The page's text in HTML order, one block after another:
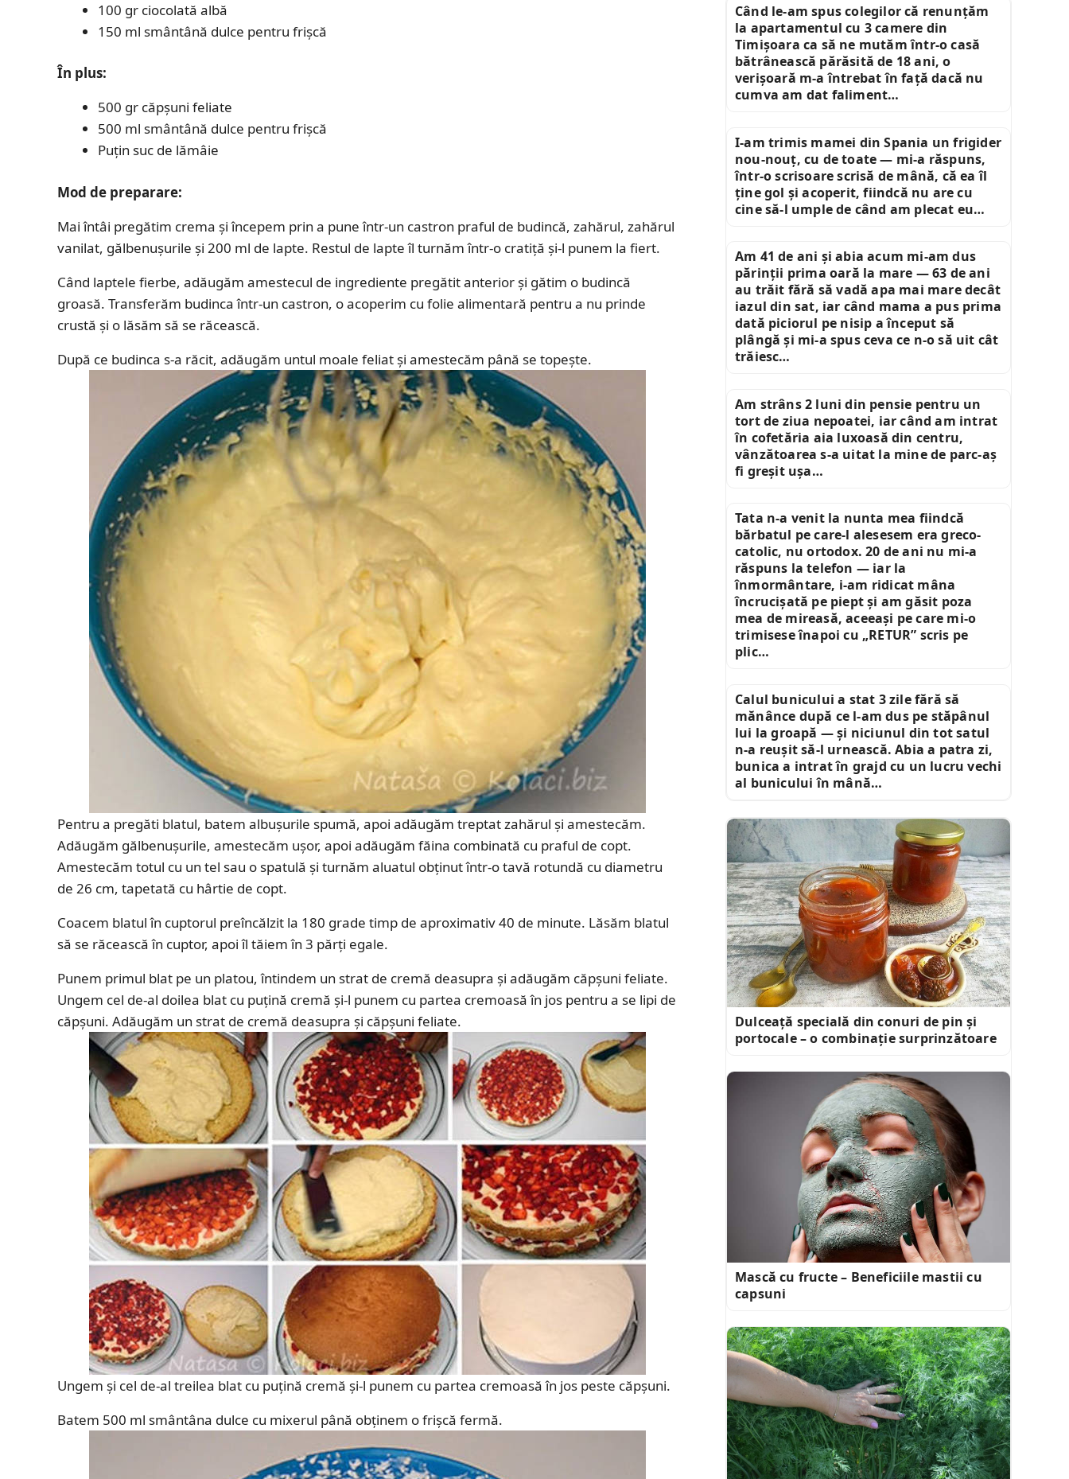
100 gr ciocolată albă
150 ml smântână dulce pentru frișcă
În plus:
500 gr căpșuni feliate
500 ml smântână dulce pentru frișcă
Puțin suc de lămâie
Mod de preparare:
Mai întâi pregătim crema și începem prin a pune într-un castron praful de budincă, zahărul, zahărul
vanilat, gălbenușurile și 200 ml de lapte. Restul de lapte îl turnăm într-o cratiță și-l punem la fiert.
Când laptele fierbe, adăugăm amestecul de ingrediente pregătit anterior și gătim o budincă
groasă. Transferăm budinca într-un castron, o acoperim cu folie alimentară pentru a nu prinde
crustă și o lăsăm să se răcească.
După ce budinca s-a răcit, adăugăm untul moale feliat și amestecăm până se topește.
Pentru a pregăti blatul, batem albușurile spumă, apoi adăugăm treptat zahărul și amestecăm.
Adăugăm gălbenușurile, amestecăm ușor, apoi adăugăm făina combinată cu praful de copt.
Amestecăm totul cu un tel sau o spatulă și turnăm aluatul obținut într-o tavă rotundă cu diametru
de 26 cm, tapetată cu hârtie de copt.
Coacem blatul în cuptorul preîncălzit la 180 grade timp de aproximativ 40 de minute. Lăsăm blatul
să se răcească în cuptor, apoi îl tăiem în 3 părți egale.
Punem primul blat pe un platou, întindem un strat de cremă deasupra și adăugăm căpșuni feliate.
Ungem cel de-al doilea blat cu puțină cremă și-l punem cu partea cremoasă în jos pentru a se lipi de
căpșuni. Adăugăm un strat de cremă deasupra și căpșuni feliate.
Ungem și cel de-al treilea blat cu puțină cremă și-l punem cu partea cremoasă în jos peste căpșuni.
Batem 500 ml smântâna dulce cu mixerul până obținem o frișcă fermă.
Când le-am spus colegilor că renunțăm
la apartamentul cu 3 camere din
Timișoara ca să ne mutăm într-o casă
bătrânească părăsită de 18 ani, o
verișoară m-a întrebat în față dacă nu
cumva am dat faliment…
I-am trimis mamei din Spania un frigider
nou-nouț, cu de toate — mi-a răspuns,
într-o scrisoare scrisă de mână, că ea îl
ține gol și acoperit, fiindcă nu are cu
cine să-l umple de când am plecat eu…
Am 41 de ani și abia acum mi-am dus
părinții prima oară la mare — 63 de ani
au trăit fără să vadă apa mai mare decât
iazul din sat, iar când mama a pus prima
dată piciorul pe nisip a început să
plângă și mi-a spus ceva ce n-o să uit cât
trăiesc…
Am strâns 2 luni din pensie pentru un
tort de ziua nepoatei, iar când am intrat
în cofetăria aia luxoasă din centru,
vânzătoarea s-a uitat la mine de parc-aș
fi greșit ușa…
Tata n-a venit la nunta mea fiindcă
bărbatul pe care-l alesesem era greco-
catolic, nu ortodox. 20 de ani nu mi-a
răspuns la telefon — iar la
înmormântare, i-am ridicat mâna
încrucișată pe piept și am găsit poza
mea de mireasă, aceeași pe care mi-o
trimisese înapoi cu „RETUR” scris pe
plic…
Calul bunicului a stat 3 zile fără să
mănânce după ce l-am dus pe stăpânul
lui la groapă — și niciunul din tot satul
n-a reușit să-l urnească. Abia a patra zi,
bunica a intrat în grajd cu un lucru vechi
al bunicului în mână…
Dulceață specială din conuri de pin și
portocale – o combinație surprinzătoare
Mască cu fructe – Beneficiile mastii cu
capsuni